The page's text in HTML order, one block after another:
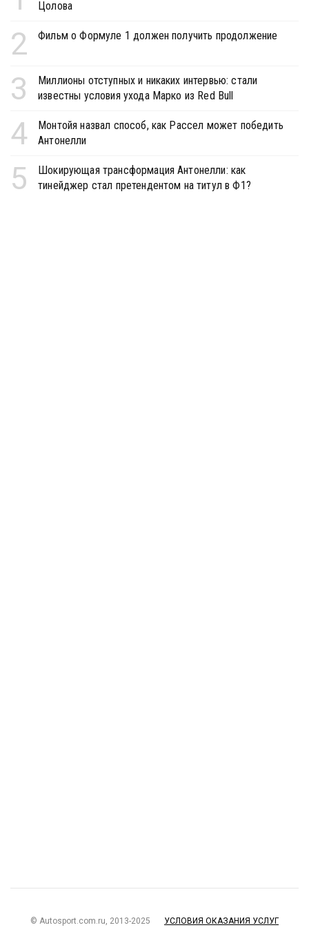
Цолова
2 Фильм о Формуле 1 должен получить продолжение
3
Миллионы отступных и никаких интервью: стали
известны условия ухода Марко из Red Bull
4
Монтойя назвал способ, как Рассел может победить
Антонелли
5
Шокирующая трансформация Антонелли: как
тинейджер стал претендентом на титул в Ф1?
© Autosport.com.ru, 2013-2025 УСЛОВИЯ ОКАЗАНИЯ УСЛУГ